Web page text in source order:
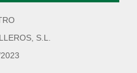
S.L.